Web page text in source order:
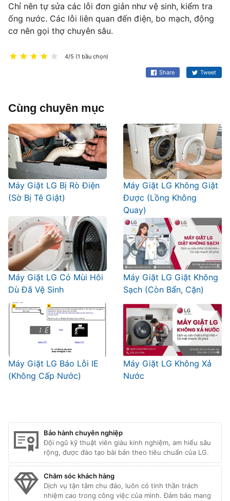
Chỉ nên tự sửa các lỗi đơn giản như vệ sinh, kiểm tra
ống nước. Các lỗi liên quan đến điện, bo mạch, động
cơ nên gọi thợ chuyên sâu.
4/5 (1 bầu chọn)
Share Tweet
Cùng chuyên mục
Máy Giặt LG Bị Rò Điện
(Sờ Bị Tê Giật)
Máy Giặt LG Không Giặt
Được (Lồng Không
Quay)
Máy Giặt LG Có Mùi Hôi
Dù Đã Vệ Sinh
Máy Giặt LG Giặt Không
Sạch (Còn Bẩn, Cặn)
Máy Giặt LG Báo Lỗi IE
(Không Cấp Nước)
Máy Giặt LG Không Xả
Nước
Bảo hành chuyên nghiệp
Đội ngũ kỹ thuật viên giàu kinh nghiệm, am hiểu sâu
rộng, được đào tạo bài bản theo tiêu chuẩn của LG.
Chăm sóc khách hàng
Dịch vụ tận tâm chu đáo, luôn có tinh thần trách
nhiệm cao trong công việc của mình. Đảm bảo mang